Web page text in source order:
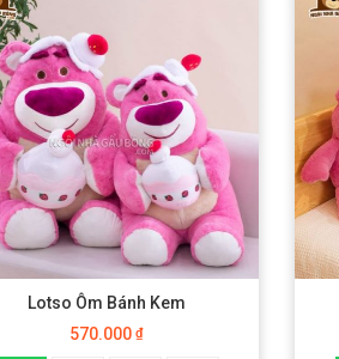
Lotso Ôm Bánh Kem
570.000 ₫